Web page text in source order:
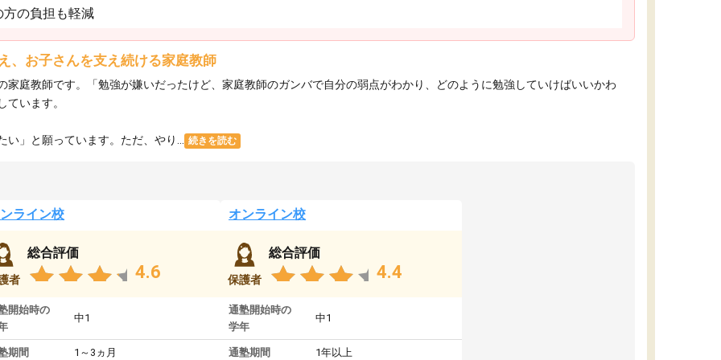
の負担も軽減
、お子さんを支え続ける家庭教師
庭教師です。「勉強が嫌いだったけど、家庭教師のガンバで自分の弱点がわかり、どのように勉強していけばいいかわ
います。
」と願っています。ただ、やり... 続きを読む
ライン校
者
総合評価
4.6
開始時の
中1
期間 1～3ヵ月
オンライン校
保護者
総合評価
4.4
通塾開始時の
学年
中1
通塾期間 1年以上